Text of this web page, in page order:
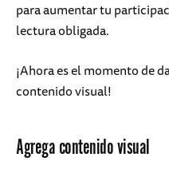
para aumentar tu
lectura obligada.
¡Ahora es el momento de
contenido visual!
Agrega contenido visual